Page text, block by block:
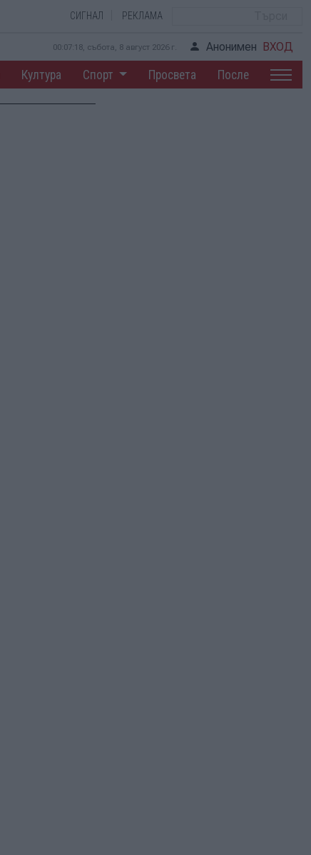
СИГНАЛ РЕКЛАМА
00:07:19, събота, 8 август 2026 г. Анонимен ВХОД
Култура Спорт Просвета После